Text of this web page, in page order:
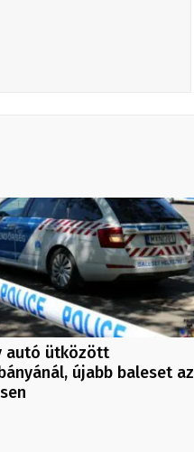
autó ütközött
újabb baleset az